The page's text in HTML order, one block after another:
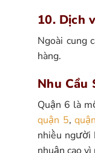
10. Dịch
Ngoài cung
hàng.
Nhu Cầu
Quận 6 là
quận 5,
nhiều người